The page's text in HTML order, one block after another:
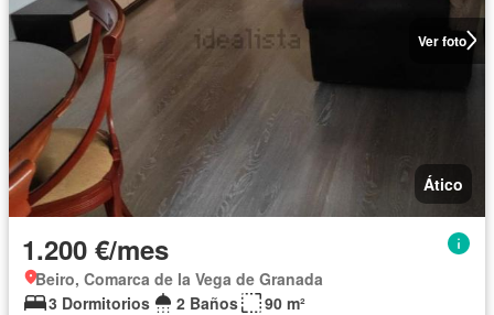
Ver foto
Ático
1.200 €/mes
Beiro, Comarca de la Vega de Granada
3 Dormitorios
2 Baños
90 m²